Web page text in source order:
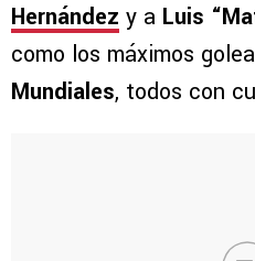
Hernández y a Luis
como los máximos
Mundiales, todos con